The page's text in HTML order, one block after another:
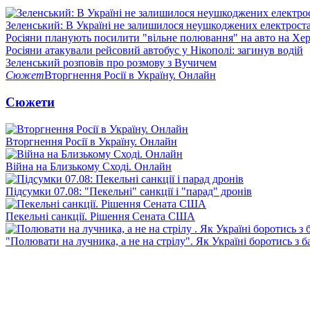
Зеленський: В Україні не залишилося неушкоджених
Росіяни планують посилити "вільне полювання" на авто на
Росіяни атакували рейсовий автобус у Нікополі: загинув водій
Зеленський розповів про розмову з Вучичем
СюжетВторгнення Росії в Україну. Онлайн
Сюжети
Вторгнення Росії в Україну. Онлайн
Війна на Близькому Сході. Онлайн
Підсумки 07.08: "Пекельні" санкції і "парад" дронів
Пекельні санкції. Рішення Сената США
"Полювати на лучника, а не на стрілу". Як Україні боротись з